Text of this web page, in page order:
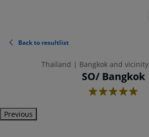
Back to resultlist
Thailand | Bangkok and
SO/ Bangkok
5
Previous